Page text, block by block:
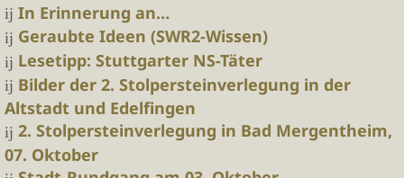
In Erinnerung an…
Geraubte Ideen (SWR2-Wissen)
Lesetipp: Stuttgarter NS-Täter
Bilder der 2. Stolpersteinverlegung in der
Altstadt und Edelfingen
2. Stolpersteinverlegung in Bad Mergentheim,
07. Oktober